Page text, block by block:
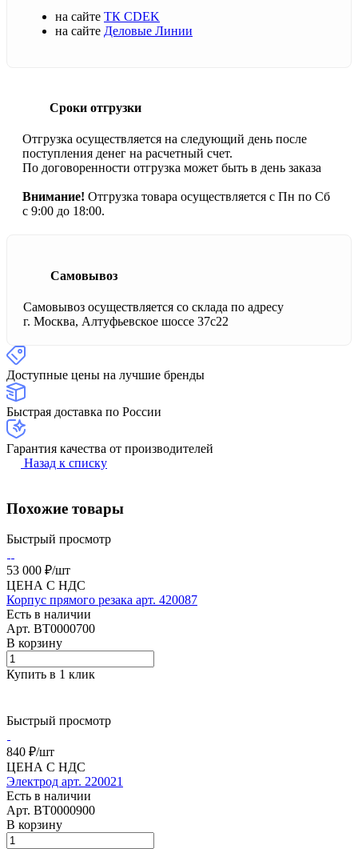
на сайте ТК CDEK
на сайте Деловые Линии
Сроки отгрузки
Отгрузка осуществляется на следующий день после
поступления денег на расчетный счет.
По договоренности отгрузка может быть в день заказа
Внимание! Отгрузка товара осуществляется с Пн по Сб
с 9:00 до 18:00.
Самовывоз
Самовывоз осуществляется со склада по адресу
г. Москва, Алтуфьевское шоссе 37с22
Доступные цены на лучшие бренды
Быстрая доставка по России
Гарантия качества от производителей
Назад к списку
Похожие товары
Быстрый просмотр
53 000 ₽/шт
ЦЕНА С НДС
Корпус прямого резака арт. 420087
Есть в наличии
Арт. BT0000700
В корзину
Купить в 1 клик
Быстрый просмотр
840 ₽/шт
ЦЕНА С НДС
Электрод арт. 220021
Есть в наличии
Арт. BT0000900
В корзину